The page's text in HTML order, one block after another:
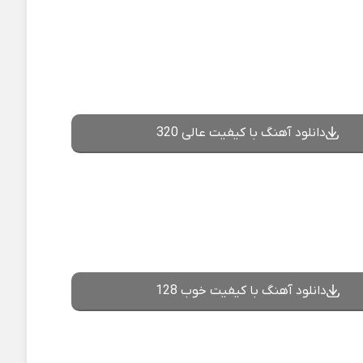
دانلود آهنگ با کیفیت عالی 320
دانلود آهنگ با کیفیت خوب 128